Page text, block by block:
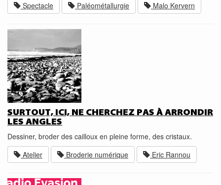
Spectacle
Paléométallurgie Malo Kervern
SURTOUT, ICI, NE CHERCHEZ PAS À ARRONDIR
LES ANGLES
Dessiner, broder des cailloux en pleine forme, des cristaux.
Atelier
Broderie numérique Eric Rannou